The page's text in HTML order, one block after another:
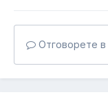
Отговорете в